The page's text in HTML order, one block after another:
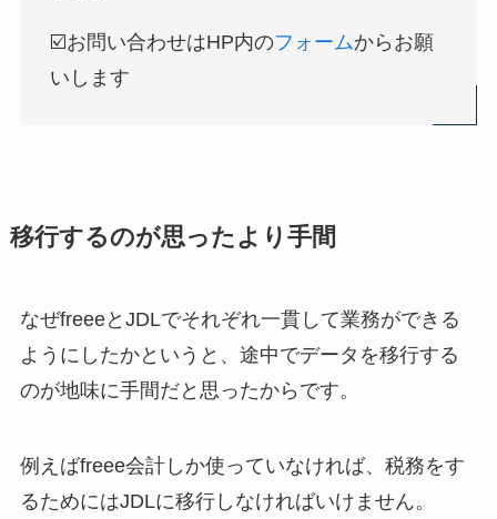
☑️お問い合わせはHP内のフォームからお願
いします
移行するのが思ったより手間
なぜfreeeとJDLでそれぞれ一貫して業務ができる
ようにしたかというと、途中でデータを移行する
のが地味に手間だと思ったからです。
例えばfreee会計しか使っていなければ、税務をす
るためにはJDLに移行しなければいけません。